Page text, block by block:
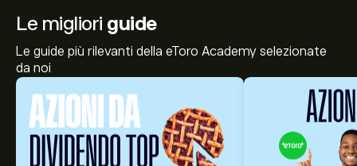
Le migliori guide
Le guide più rilevanti della eToro Academy selezionate
da noi